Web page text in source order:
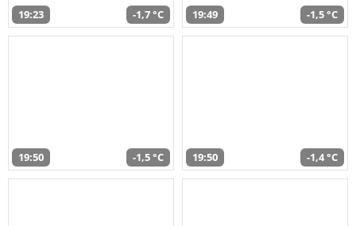
19:23 -1,7 °C 19:49 -1,5 °C
19:50 -1,5 °C 19:50 -1,4 °C